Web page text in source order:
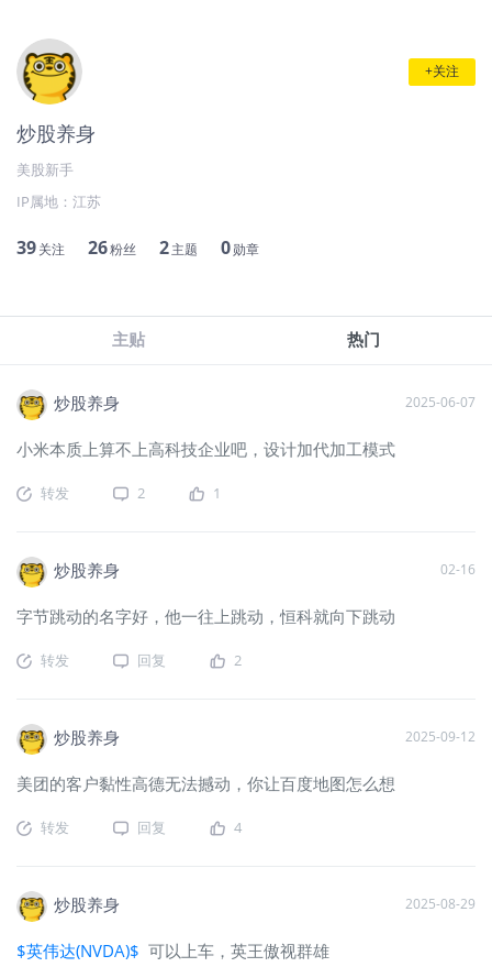
+关注
炒股养身
美股新手
IP属地： 江苏
39关注 26粉丝 2主题 0勋章
主贴 热门
炒股养身 2025-06-07
小米本质上算不上高科技企业吧，设计加代加工模式
转发 2 1
炒股养身 02-16
字节跳动的名字好，他一往上跳动，恒科就向下跳动
转发 回复 2
炒股养身 2025-09-12
美团的客户黏性高德无法撼动，你让百度地图怎么想
转发 回复 4
炒股养身 2025-08-29
$英伟达(NVDA)$ 可以上车，英王傲视群雄